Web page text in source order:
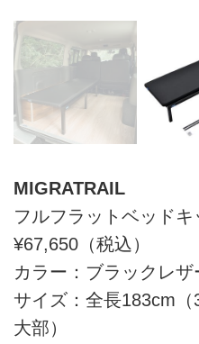
MIGRATRAIL
フルフラットベッドキ
¥67,650（税込）
カラー：ブラックレザ
サイズ：全長183cm
大部）